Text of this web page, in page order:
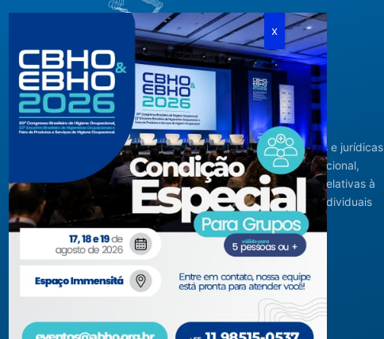
Criada em agosto de 1994, congrega pessoas físicas e jurídicas
com interesses relacionados à área de higiene ocupacional,
tendo sido constituída para fins de estudos e ações relativas à
higiene ocupacional e representação de interesses individuais
ou coletivos dos higienistas.
Acompanhe-nos em nossas redes sociais!